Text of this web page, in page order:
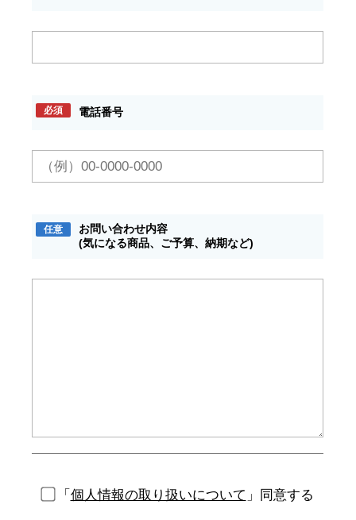
必須 電話番号
任意
お問い合わせ内容
(気になる商品、ご予算、納期など)
「 個人情報の取り扱いについて 」同意する